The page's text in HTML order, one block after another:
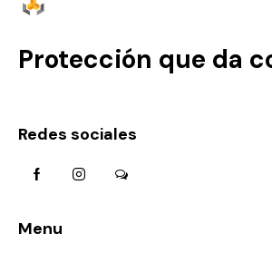
Protección que da
Redes sociales
Menu